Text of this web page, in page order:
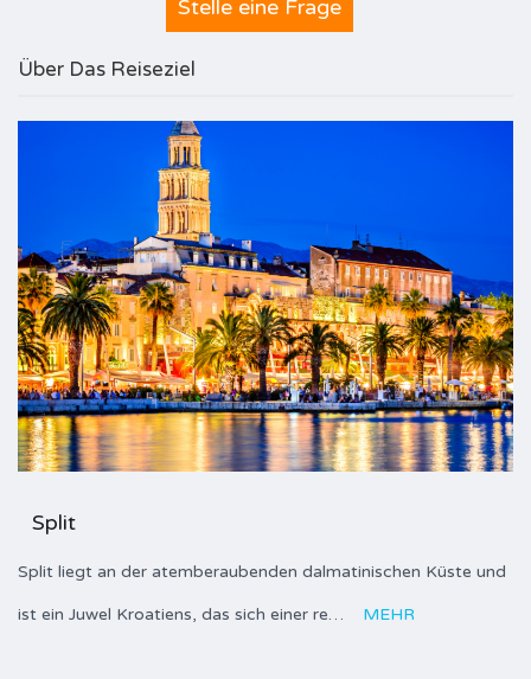
Stelle eine Frage
Über Das Reiseziel
Split
Split liegt an der atemberaubenden dalmatinischen Küste und
ist ein Juwel Kroatiens, das sich einer re… MEHR